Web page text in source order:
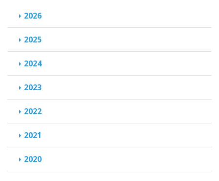
2026
2025
2024
2023
2022
2021
2020